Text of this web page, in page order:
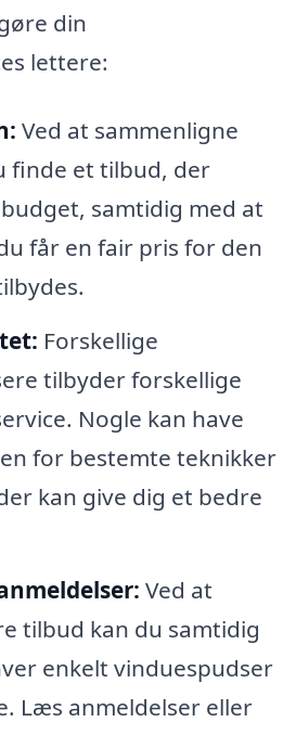
din
lettere:
Ved at sammenligne
finde et tilbud, der
samtidig med at
får en fair pris for den
Forskellige
tilbyder forskellige
Nogle kan have
for bestemte teknikker
kan give dig et bedre
Ved at
tilbud kan du samtidig
enkelt vinduespudser
Læs anmeldelser eller